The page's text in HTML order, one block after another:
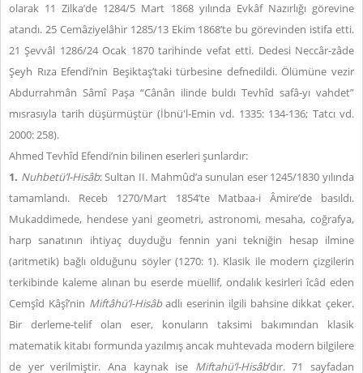
olarak 11 Zilka’de 1284/5 Mart 1868 yılında Evkâf Nazırlığı görevine
atandı. 25 Cemâziyelâhir 1285/13 Ekim 1868’te bu görevinden istifa etti.
21 Şevvâl 1286/24 Ocak 1870 tarihinde vefat etti. Dedesi Neccâr-zâde
Şeyh Rıza Efendi’nin Beşiktaş’taki türbesine defnedildi. Ölümüne vezir
Abdurrahmân Sâmî Paşa “Cânân ilinde buldı Tevhîd safâ-yı vahdet”
mısrasıyla tarih düşürmüştür (İbnü'l-Emin vd. 1335: 134-136; Tatcı vd.
2000: 258).
Ahmed Tevhîd Efendi’nin bilinen eserleri şunlardır:
1. Nuhbetü’l-Hisâb: Sultan II. Mahmûd’a sunulan eser 1245/1830 yılında
tamamlandı. Receb 1270/Mart 1854’te Matbaa-i Âmire’de basıldı.
Mukaddimede, hendese yani geometri, astronomi, mesaha, coğrafya,
harp sanatının ihtiyaç duyduğu fennin yani tekniğin hesap ilmine
(aritmetik) bağlı olduğunu söyler (1270: 1). Klasik ile modern çizgilerin
terkibinde kaleme alınan bu eserde müellif, ondalık kesirleri îcâd eden
Cemşîd Kâşî’nin Miftâhü’l-Hisâbadlı eserinin ilgili bahsine dikkat çeker.
Bir derleme-telif olan eser, konuların taksimi bakımından klasik
matematik kitabı formunda yazılmış ancak muhtevada modern bilgilere
de yer verilmiştir. Ana kaynak ise Miftahü’l-Hisâb’dır. 71 sayfadan